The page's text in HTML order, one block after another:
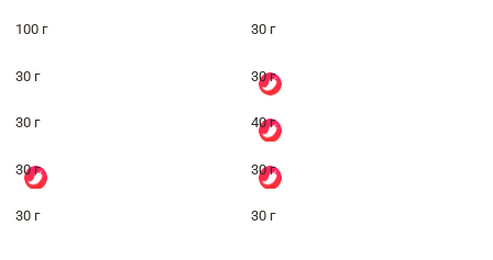
100 г 30 г
30 г 30 г
30 г 40 г
30 г 30 г
30 г 30 г